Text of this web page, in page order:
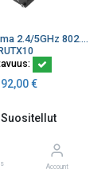
Suositellut
Account
WiFi5 tukiasema 2.4/5GHz 802.11b/g/n/ac Bluetooth 4xEthernet
€